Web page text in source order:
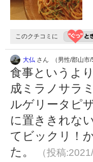
このクチコミに
大仏 さん （男性/郡山市/
食事というよ
成ミラノサラ
ルゲリータピ
に置ききれな
てビックリ！
た。
（投稿